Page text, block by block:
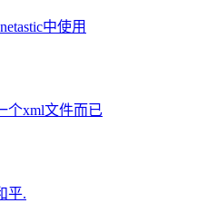
中使用
个xml文件而已
平.